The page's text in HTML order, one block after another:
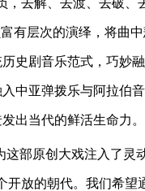
，去解、去渡、去破
有层次的演绎，将曲
史剧音乐范式，巧妙
中亚弹拨乐与阿拉伯
出当代的鲜活生命力。
部原创大戏注入了灵
放的朝代。我们希